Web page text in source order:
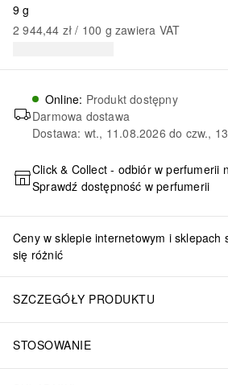
9 g
2 944,44 zł / 100 g zawiera VAT
Online: Produkt dostępny
Darmowa dostawa
Dostawa: wt., 11.08.2026 do czw.,
DODAJ DO
Click & Collect - odbiór w perfumerii
Sprawdź dostępność w perfumerii
Ceny w sklepie internetowym i sklepach
się różnić
SZCZEGÓŁY PRODUKTU
STOSOWANIE